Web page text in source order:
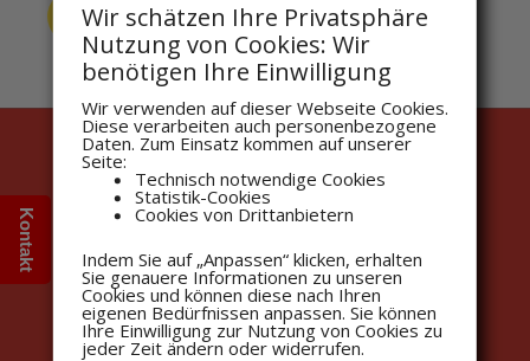
Kontakt
ZURÜCK ZUM SHOP
Allgemeine Geschäftsbedingungen
Impressum
Datenschutzerklärung
Widerrufsbelehrung
Über uns
In Kontakt kommen
Shop
Wir schätzen Ihre Privatsphäre
Nutzung von Cookies: Wir
benötigen Ihre Einwilligung
Wir verwenden auf dieser Webseite Cookies.
Diese verarbeiten auch personenbezogene
Daten. Zum Einsatz kommen auf unserer
Seite:
Technisch notwendige Cookies
Statistik-Cookies
Cookies von Drittanbietern
Indem Sie auf „Anpassen“ klicken, erhalten
Sie genauere Informationen zu unseren
Cookies und können diese nach Ihren
eigenen Bedürfnissen anpassen. Sie können
Ihre Einwilligung zur Nutzung von Cookies zu
jeder Zeit ändern oder widerrufen.